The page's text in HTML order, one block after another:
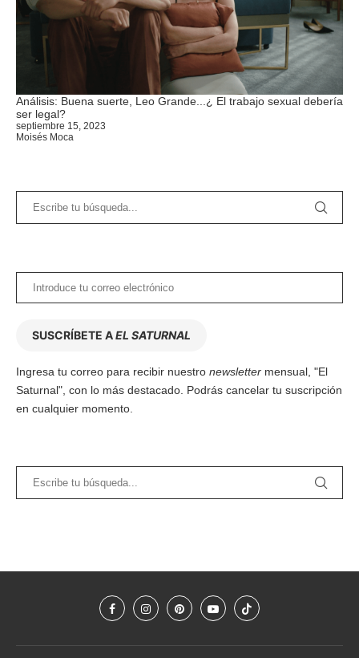
Análisis: Buena suerte, Leo Grande...¿ El trabajo sexual debería
ser legal?
septiembre 15, 2023
Moisés Moca
SUSCRÍBETE AEL SATURNAL
Ingresa tu correo para recibir nuestro newsletter mensual, "El
Saturnal", con lo más destacado. Podrás cancelar tu suscripción
en cualquier momento.